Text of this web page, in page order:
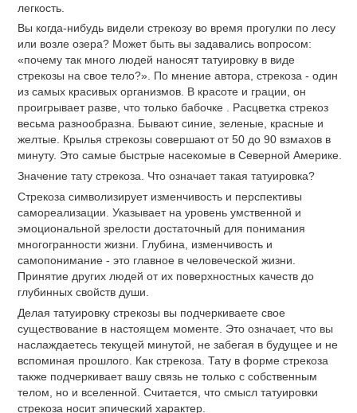
легкость.
Вы когда-нибудь видели стрекозу во время прогулки по лесу
или возле озера? Может быть вы задавались вопросом:
«почему так много людей наносят татуировку в виде
стрекозы на свое тело?». По мнение автора, стрекоза - один
из самых красивых организмов. В красоте и грации, он
проигрывает разве, что только бабочке . Расцветка стрекоз
весьма разнообразна. Бывают синие, зеленые, красные и
желтые. Крылья стрекозы совершают от 50 до 90 взмахов в
минуту. Это самые быстрые насекомые в Северной Америке.
Значение тату стрекоза. Что означает такая татуировка?
Стрекоза символизирует изменчивость и перспективы
самореализации. Указывает на уровень умственной и
эмоциональной зрелости достаточный для понимания
многогранности жизни. Глубина, изменчивость и
самопонимание - это главное в человеческой жизни.
Принятие других людей от их поверхностных качеств до
глубинных свойств души.
Делая татуировку стрекозы вы подчеркиваете свое
существование в настоящем моменте. Это означает, что вы
наслаждаетесь текущей минутой, не забегая в будущее и не
вспоминая прошлого. Как стрекоза. Тату в форме стрекоза
также подчеркивает вашу связь не только с собственным
телом, но и вселенной. Считается, что смысл татуировки
стрекоза носит эпический характер.